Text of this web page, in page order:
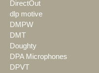
DirectOut
dlp motive
DMPW
DMT
Doughty
DPA Microphones
DPVT